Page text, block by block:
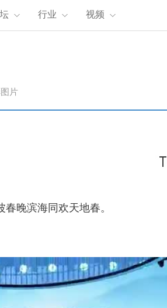
行业 视频
片
晚滨海同欢天地春。